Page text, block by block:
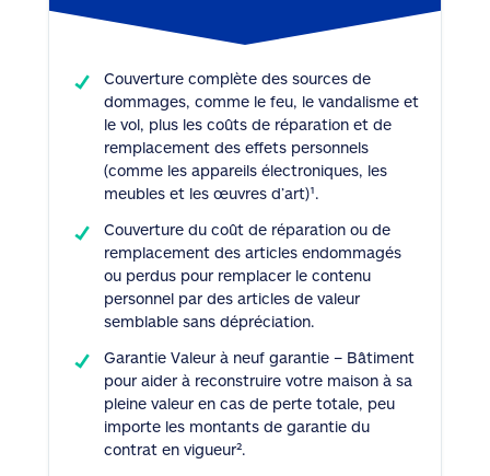
Couverture complète des sources de
dommages, comme le feu, le vandalisme et
le vol, plus les coûts de réparation et de
remplacement des effets personnels
(comme les appareils électroniques, les
meubles et les œuvres d’art)¹.
Couverture du coût de réparation ou de
remplacement des articles endommagés
ou perdus pour remplacer le contenu
personnel par des articles de valeur
semblable sans dépréciation.
Garantie Valeur à neuf garantie – Bâtiment
pour aider à reconstruire votre maison à sa
pleine valeur en cas de perte totale, peu
importe les montants de garantie du
contrat en vigueur².